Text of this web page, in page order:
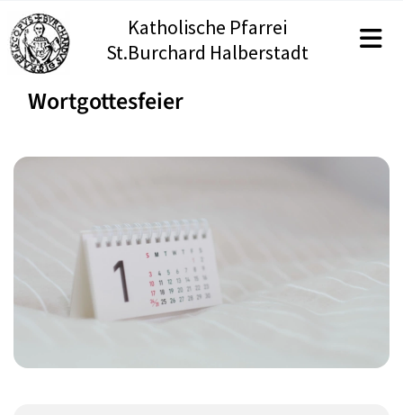
Katholische Pfarrei
St.Burchard Halberstadt
Wortgottesfeier